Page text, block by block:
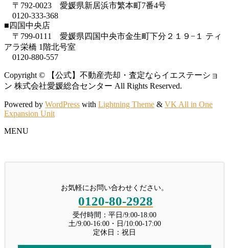
ム売却を相談しています。
【お客様の背景】 ■売買の別：売却■氏名：J・Y
様■年代：40代■ご職業：自営業 […]
344.西条で築浅・満室のアパート、査
定からお願いしたい。
【お客様の背景】 ■売買の別：売却■氏名：M・
Y様■年代：50代■ご職業：会社員 […]
ニュース一覧
265.親の借金が原因で、子どもの家が
投稿: 2026年7月8日
こんにちは！イエステーション愛媛総合センター｜ 今治店の川又で
とは？例から学ぶ対処法
して注目される「代償分割」とは？そ
の仕組みをわかりやすく解説します。
投稿: 2026年6月14日
こんにちは！イエステーション愛媛総合センター｜ 今治店の川又で
投稿: 2023年11月9日
投稿: 2023年11月1日
〒792-0023 愛媛県新居浜市繁本町7番4号
0120-333-368
■四国中央店
〒799-0111 愛媛県四国中央市金生町下分２１９−１ ティ
アラ栄橋 1階北号室
0120-880-557
Copyright © 【公式】不動産売却・査定ならイエステーショ
ン 株式会社愛媛総合センター All Rights Reserved.
Powered by WordPress with Lightning Theme & VK All in One
Expansion Unit
MENU
お気軽にお問い合わせください。
0120-80-2928
受付時間：平日/9:00-18:00
土/9:00-16:00・日/10:00-17:00
定休日：祝日